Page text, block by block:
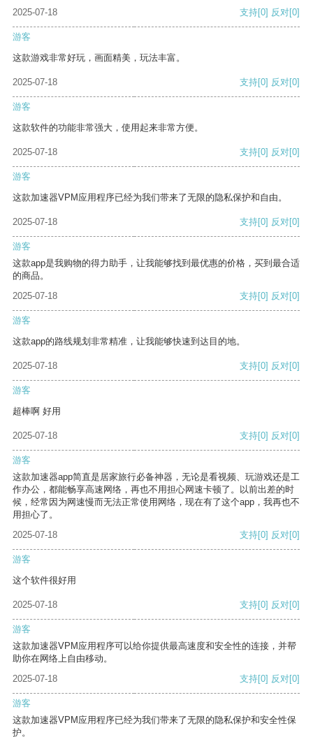
2025-07-18
支持[0] 反对[0]
游客
这款游戏非常好玩，画面精美，玩法丰富。
2025-07-18 支持[0] 反对[0]
游客
这款软件的功能非常强大，使用起来非常方便。
2025-07-18 支持[0] 反对[0]
游客
这款加速器VPM应用程序已经为我们带来了无限的隐私保护和自由。
2025-07-18 支持[0] 反对[0]
游客
这款app是我购物的得力助手，让我能够找到最优惠的价格，买到最合适
的商品。
2025-07-18
支持[0] 反对[0]
游客
这款app的路线规划非常精准，让我能够快速到达目的地。
2025-07-18 支持[0] 反对[0]
游客
超棒啊 好用
2025-07-18 支持[0] 反对[0]
游客
这款加速器app简直是居家旅行必备神器，无论是看视频、玩游戏还是工
作办公，都能畅享高速网络，再也不用担心网速卡顿了。以前出差的时
候，经常因为网速慢而无法正常使用网络，现在有了这个app，我再也不
用担心了。
2025-07-18
支持[0] 反对[0]
游客
这个软件很好用
2025-07-18 支持[0] 反对[0]
游客
这款加速器VPM应用程序可以给你提供最高速度和安全性的连接，并帮
助你在网络上自由移动。
2025-07-18
支持[0] 反对[0]
游客
这款加速器VPM应用程序已经为我们带来了无限的隐私保护和安全性保
护。